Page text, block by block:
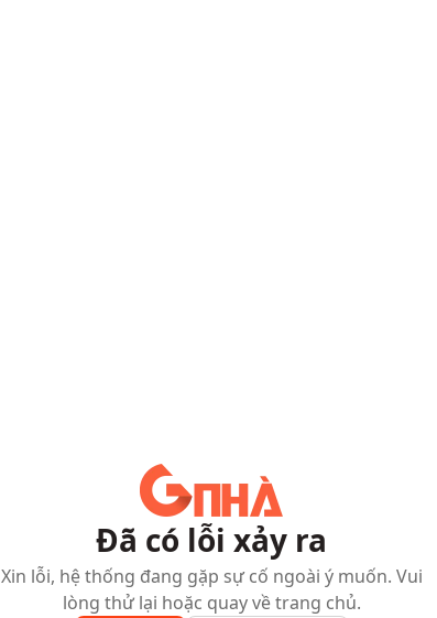
Đã có lỗi xảy ra
Xin lỗi, hệ thống đang gặp sự cố ngoài ý muốn. Vui
lòng thử lại hoặc quay về trang chủ.